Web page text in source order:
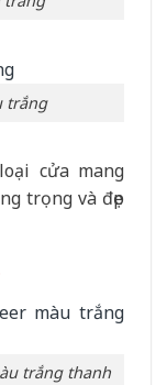
trắng
cửa mang
trọng và đẹp
trắng thanh